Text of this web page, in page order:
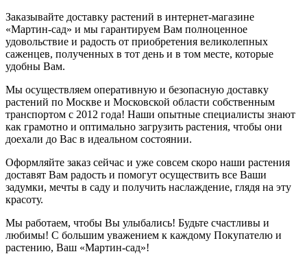
Заказывайте доставку растений в интернет-магазине
«Мартин-сад» и мы гарантируем Вам полноценное
удовольствие и радость от приобретения великолепных
саженцев, полученных в тот день и в том месте, которые
удобны Вам.
Мы осуществляем оперативную и безопасную доставку
растений по Москве и Московской области собственным
транспортом с 2012 года! Наши опытные специалисты знают
как грамотно и оптимально загрузить растения, чтобы они
доехали до Вас в идеальном состоянии.
Оформляйте заказ сейчас и уже совсем скоро наши растения
доставят Вам радость и помогут осуществить все Ваши
задумки, мечты в саду и получить наслаждение, глядя на эту
красоту.
Мы работаем, чтобы Вы улыбались! Будьте счастливы и
любимы! С большим уважением к каждому Покупателю и
растению, Ваш «Мартин-сад»!